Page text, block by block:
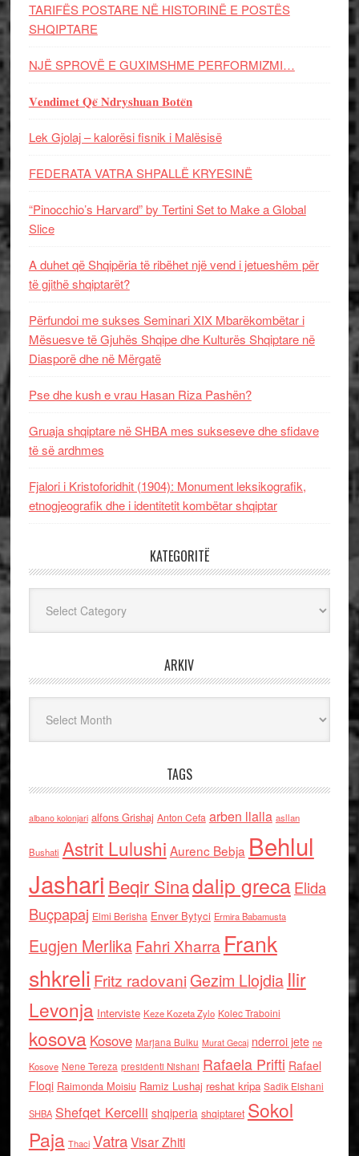
TARIFËS POSTARE NË HISTORINË E POSTËS
SHQIPTARE
NJË SPROVË E GUXIMSHME PERFORMIZMI…
𝐕𝐞𝐧𝐝𝐢𝐦𝐞𝐭 𝐐𝐞̈ 𝐍𝐝𝐫𝐲𝐬𝐡𝐮𝐚𝐧 𝐁𝐨𝐭𝐞̈𝐧
Lek Gjolaj – kalorësi fisnik i Malësisë
FEDERATA VATRA SHPALLË KRYESINË
“Pinocchio’s Harvard” by Tertini Set to Make a Global
Slice
A duhet që Shqipëria të ribëhet një vend i jetueshëm për
të gjithë shqiptarët?
Përfundoi me sukses Seminari XIX Mbarëkombëtar i
Mësuesve të Gjuhës Shqipe dhe Kulturës Shqiptare në
Diasporë dhe në Mërgatë
Pse dhe kush e vrau Hasan Riza Pashën?
Gruaja shqiptare në SHBA mes sukseseve dhe sfidave
të së ardhmes
Fjalori i Kristoforidhit (1904): Monument leksikografik,
etnogjeografik dhe i identitetit kombëtar shqiptar
KATEGORITË
ARKIV
TAGS
albano kolonjari alfons Grishaj Anton Cefa arben llalla asllan
Bushati Astrit Lulushi Aurenc Bebja Behlul
Jashari Beqir Sinadalip grecaElida
Buçpapaj Elmi Berisha Enver Bytyci Ermira Babamusta
Eugjen MerlikaFahri Xharra Frank
shkreli Fritz radovaniGezim Llojdia Ilir
Levonja Interviste Keze Kozeta Zylo Kolec Traboini
kosova Kosove Marjana Bulku Murat Gecaj nderroi jete ne
Kosove Nene Tereza presidenti Nishani Rafaela Prifti Rafael
Floqi Raimonda Moisiu Ramiz Lushaj reshat kripa Sadik Elshani
SHBA Shefqet Kercelli shqiperia shqiptaret Sokol
Paja Thaci VatraVisar Zhiti